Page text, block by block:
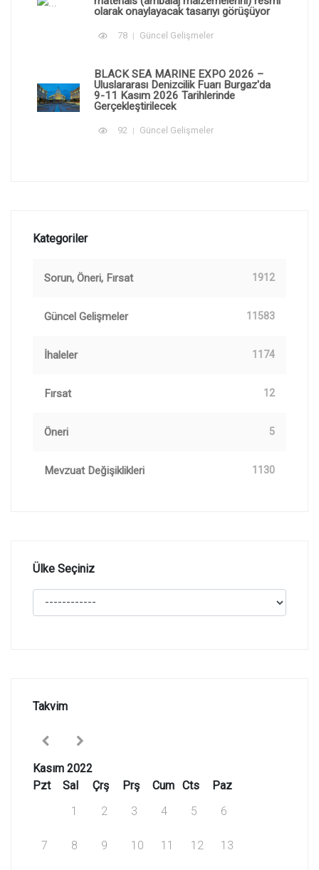
olarak onaylayacak tasarıyı görüşüyor
78 Güncel Gelişmeler
BLACK SEA MARINE EXPO 2026 –
Uluslararası Denizcilik Fuarı Burgaz'da
9-11 Kasım 2026 Tarihlerinde
Gerçekleştirilecek
92 Güncel Gelişmeler
Kategoriler
Sorun, Öneri, Fırsat 1912
Güncel Gelişmeler 11583
İhaleler 1174
Fırsat 12
Öneri 5
Mevzuat Değişiklikleri 1130
Ülke Seçiniz
Takvim
Kasım 2022
Pzt
Sal Çrş Prş Cum Cts
Paz
1
2 3 4 5 6
7 8 9 10 11 12 13